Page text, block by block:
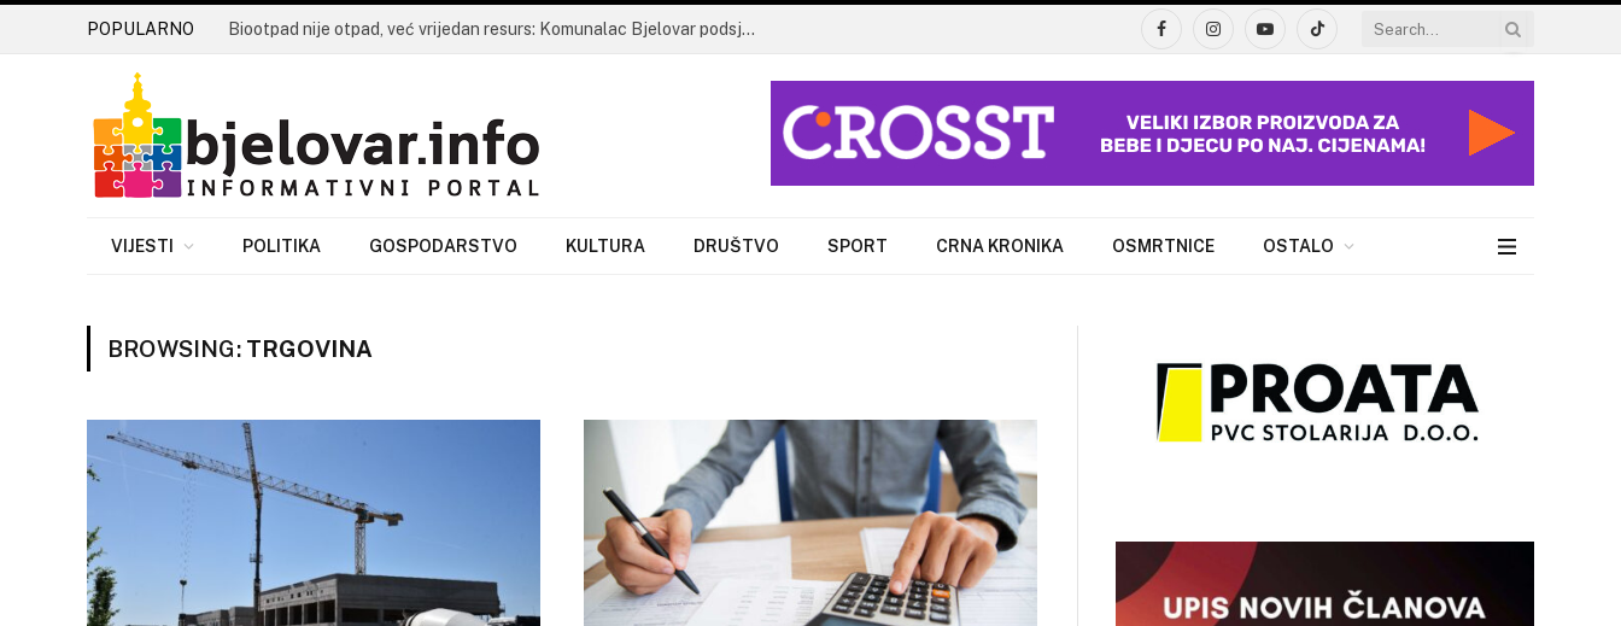
POPULARNO Biootpad nije otpad, već vrijedan resurs: Komunalac Bjelovar podsjeća što odložiti u smeđi spremnik
FacebookInstagramYouTubeTikTok
VIJESTI POLITIKA GOSPODARSTVO KULTURA DRUŠTVO SPORT CRNA KRONIKA OSMRTNICE OSTALO
BROWSING: TRGOVINA